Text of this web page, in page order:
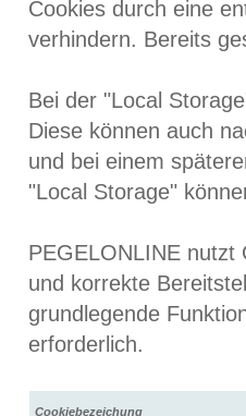
Cookies durch eine
verhindern. Bereits
Bei der "Local
Diese können auch
und bei einem
"Local Storage"
PEGELONLINE nutzt
und korrekte
grundlegende
erforderlich.
Cookiebezeichung